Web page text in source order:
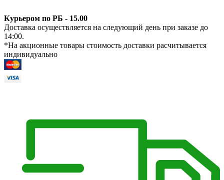
Курьером по РБ - 15.00
Доставка осуществляется на следующий день при заказе до
14:00.
*На акционные товары стоимость доставки расчитывается
индивидуально